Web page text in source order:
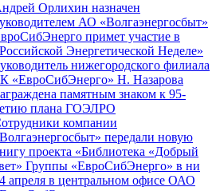
Орлихин назначен
АО «Волгаэнергосбыт»
примет участие в
Энергетической Неделе»
нижегородского филиала
«ЕвроСибЭнерго» Н. Назарова
памятным знаком к 95-
плана ГОЭЛРО
компании
передали новую
проекта «Библиотека «Добрый
Группы «ЕвроСибЭнерго» в ни
апреля в центральном офисе ОАО